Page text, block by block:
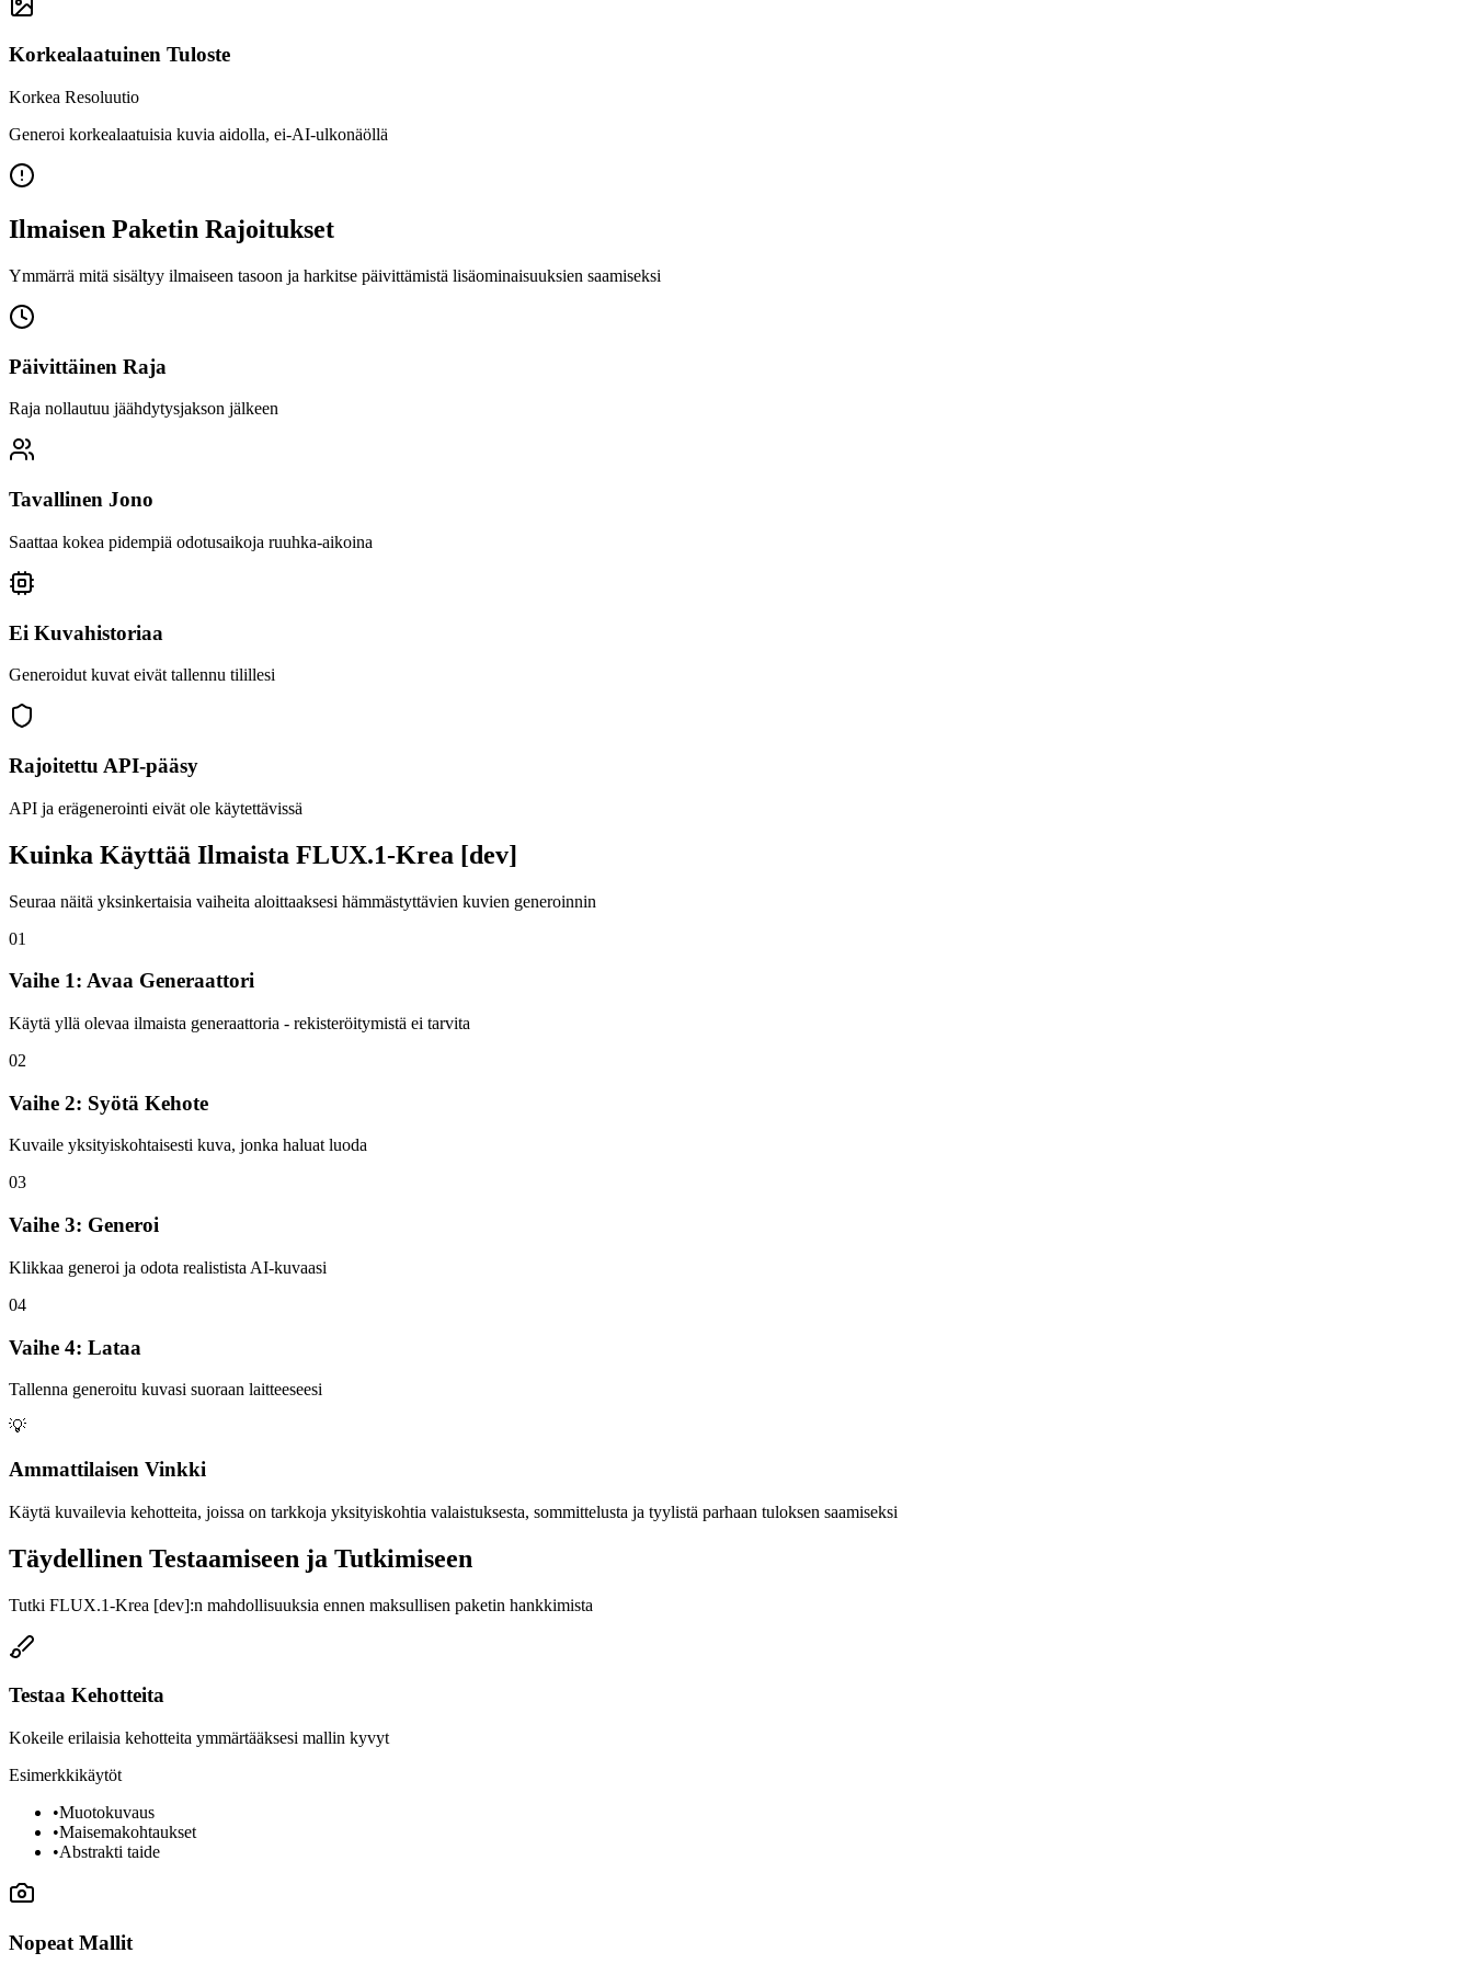
Korkealaatuinen Tuloste
Korkea Resoluutio
Generoi korkealaatuisia kuvia aidolla, ei-AI-ulkonäöllä
Ilmaisen Paketin Rajoitukset
Ymmärrä mitä sisältyy ilmaiseen tasoon ja harkitse päivittämistä lisäominaisuuksien saamiseksi
Päivittäinen Raja
Raja nollautuu jäähdytysjakson jälkeen
Tavallinen Jono
Saattaa kokea pidempiä odotusaikoja ruuhka-aikoina
Ei Kuvahistoriaa
Generoidut kuvat eivät tallennu tilillesi
Rajoitettu API-pääsy
API ja erägenerointi eivät ole käytettävissä
Kuinka Käyttää Ilmaista FLUX.1-Krea [dev]
Seuraa näitä yksinkertaisia vaiheita aloittaaksesi hämmästyttävien kuvien generoinnin
01
Vaihe 1: Avaa Generaattori
Käytä yllä olevaa ilmaista generaattoria - rekisteröitymistä ei tarvita
02
Vaihe 2: Syötä Kehote
Kuvaile yksityiskohtaisesti kuva, jonka haluat luoda
03
Vaihe 3: Generoi
Klikkaa generoi ja odota realistista AI-kuvaasi
04
Vaihe 4: Lataa
Tallenna generoitu kuvasi suoraan laitteeseesi
💡
Ammattilaisen Vinkki
Käytä kuvailevia kehotteita, joissa on tarkkoja yksityiskohtia valaistuksesta, sommittelusta ja tyylistä parhaan tuloksen saamiseksi
Täydellinen Testaamiseen ja Tutkimiseen
Tutki FLUX.1-Krea [dev]:n mahdollisuuksia ennen maksullisen paketin hankkimista
Testaa Kehotteita
Kokeile erilaisia kehotteita ymmärtääksesi mallin kyvyt
Esimerkkikäytöt
•Muotokuvaus
•Maisemakohtaukset
•Abstrakti taide
Nopeat Mallit